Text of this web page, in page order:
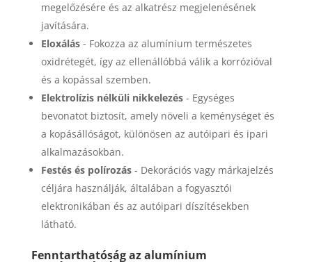
megelőzésére és az alkatrész megjelenésének
javítására.
Eloxálás- Fokozza az alumínium természetes
oxidrétegét, így az ellenállóbbá válik a korrózióval
és a kopással szemben.
Elektrolízis nélküli nikkelezés- Egységes
bevonatot biztosít, amely növeli a keménységet és
a kopásállóságot, különösen az autóipari és ipari
alkalmazásokban.
Festés és polírozás- Dekorációs vagy márkajelzés
céljára használják, általában a fogyasztói
elektronikában és az autóipari díszítésekben
látható.
Fenntarthatóság az alumínium